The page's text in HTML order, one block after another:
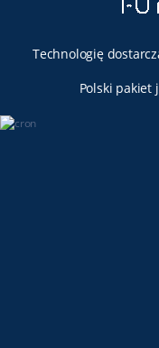
Technologię
Polski pakiet